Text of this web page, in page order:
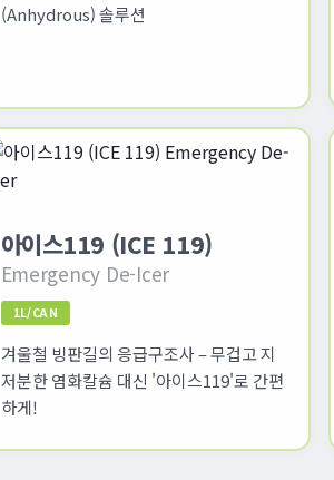
(Anhydrous) 솔루션
아이스119 (ICE 119)
Emergency De-Icer
1L/CAN
겨울철 빙판길의 응급구조사 – 무겁고 지
저분한 염화칼슘 대신 '아이스119'로 간편
하게!